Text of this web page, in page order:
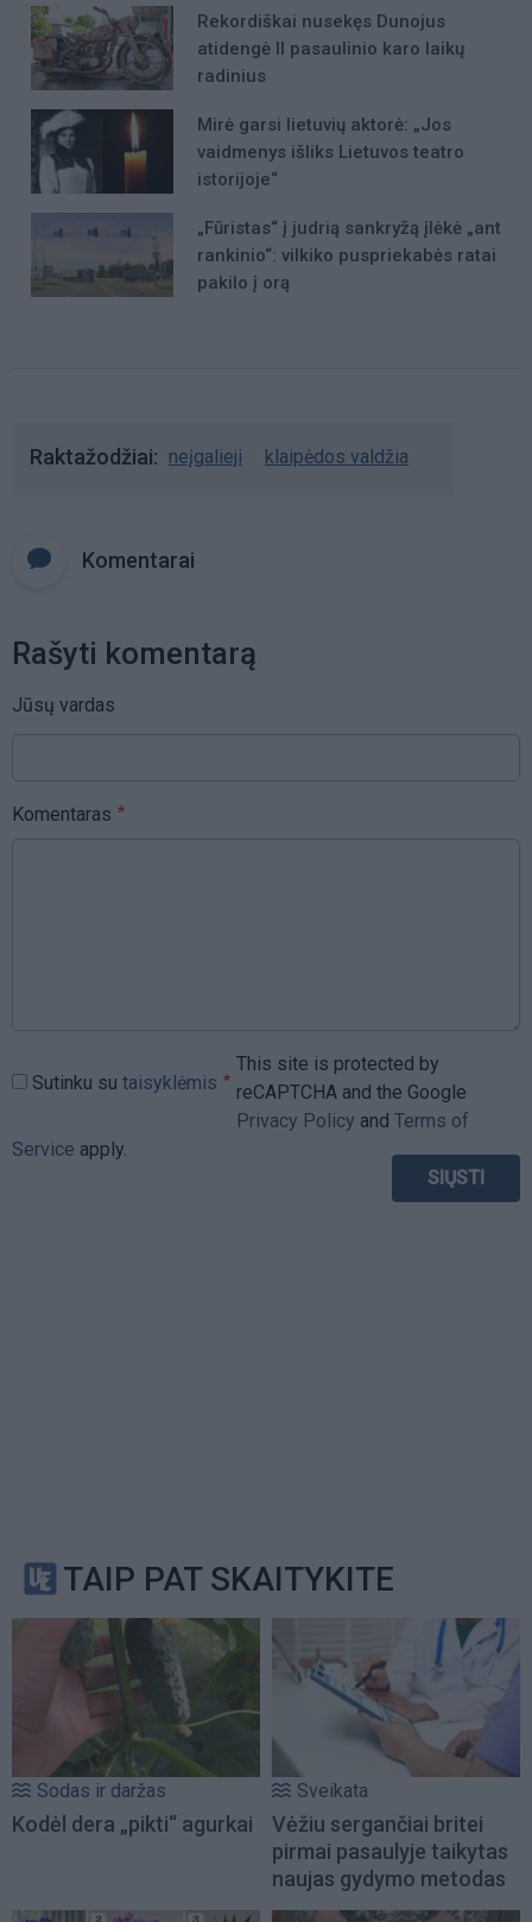
Rekordiškai nusekęs Dunojus
atidengė II pasaulinio karo laikų
radinius
Mirė garsi lietuvių aktorė: „Jos
vaidmenys išliks Lietuvos teatro
istorijoje“
„Fūristas“ į judrią sankryžą įlėkė „ant
rankinio“: vilkiko puspriekabės ratai
pakilo į orą
Raktažodžiai neįgalieji klaipėdos valdžia
Komentarai
Rašyti komentarą
Jūsų vardas
Komentaras
Sutinku su taisyklėmis
This site is protected by
reCAPTCHA and the Google
Privacy Policy and Terms of
Service apply.
TAIP PAT SKAITYKITE
Sodas ir daržas
Kodėl dera „pikti“ agurkai
Sveikata
Vėžiu sergančiai britei
pirmai pasaulyje taikytas
naujas gydymo metodas